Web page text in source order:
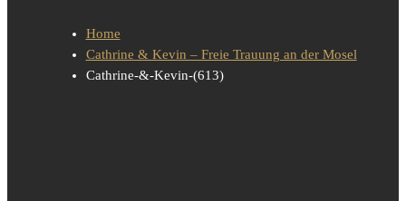
Home
Cathrine & Kevin – Freie Trauung an der Mosel
Cathrine-&-Kevin-(613)